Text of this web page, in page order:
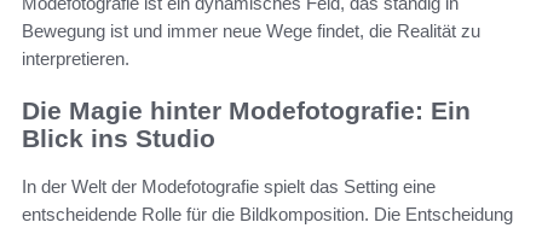
Bewegung ist und immer neue Wege findet, die Realität zu
interpretieren.
Die Magie hinter Modefotografie: Ein
Blick ins Studio
In der Welt der Modefotografie spielt das Setting eine
entscheidende Rolle für die Bildkomposition. Die Entscheidung